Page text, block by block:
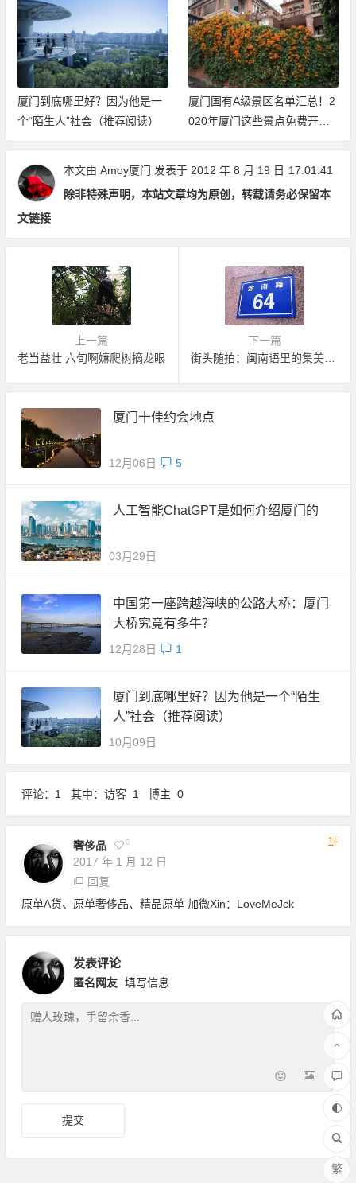
厦门到底哪里好？因为他是一
个“陌生人”社会（推荐阅读）
厦门国有A级景区名单汇总！2
020年厦门这些景点免费开放
（持续更新中）
本文由 Amoy厦门 发表于 2012 年 8 月 19 日 17:01:41
除非特殊声明，本站文章均为原创，转载请务必保留本
文链接
上一篇
老当益壮 六旬啊嫲爬树摘龙眼
下一篇
街头随拍：闽南语里的集美巷子
厦门十佳约会地点
12月06日 5
人工智能ChatGPT是如何介绍厦门的
03月29日
中国第一座跨越海峡的公路大桥：厦门
大桥究竟有多牛？
12月28日 1
厦门到底哪里好？因为他是一个“陌生
人”社会（推荐阅读）
10月09日
评论：1 其中：访客 1 博主 0
奢侈品 0
2017 年 1 月 12 日
1F
回复
原单A货、原单奢侈品、精品原单 加微Xin：LoveMeJck
发表评论
匿名网友 填写信息
繁